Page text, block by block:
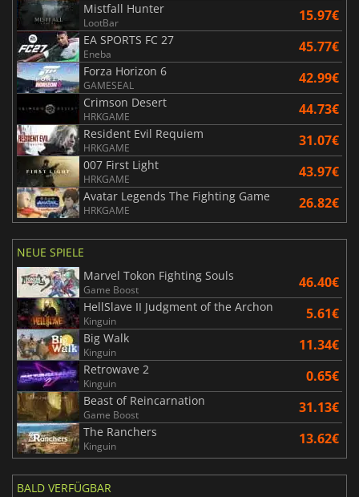
Mistfall Hunter
LootBar 15.97€
EA SPORTS FC 27
Eneba 45.77€
Forza Horizon 6
GAMESEAL 42.99€
Crimson Desert
HRKGAME 44.73€
Resident Evil Requiem
HRKGAME 31.07€
007 First Light
HRKGAME 43.97€
Avatar Legends The Fighting Game
HRKGAME 26.82€
NEUE SPIELE
Marvel Tokon Fighting Souls
Game Boost 46.40€
HellSlave II Judgment of the Archon
Kinguin 5.61€
Big Walk
Kinguin 11.34€
Retrowave 2
Kinguin 0.65€
Beast of Reincarnation
Game Boost 31.13€
The Ranchers
Kinguin 13.62€
BALD VERFÜGBAR